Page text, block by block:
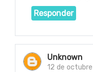
Responder
Unknown
12 de